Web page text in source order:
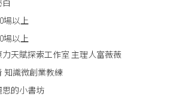
場以上
場以上
力天賦探索工作室 主理人富薇薇
知識微創業教練
思的小書坊